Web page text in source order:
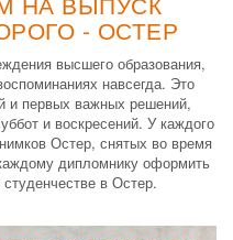
- ОСТЕР
высшего образования,
навсегда. Это
и первых важных решений,
и воскресений. У каждого
Остер, снятых во время
дипломнику оформить
в Остер.